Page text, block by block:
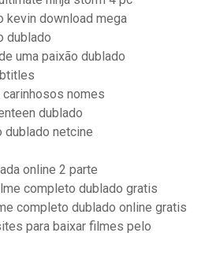
kevin download mega
dublado
uma paixão dublado
nomes
dublado
netcine
online 2 parte
completo dublado gratis
completo dublado online gratis
para baixar filmes pelo